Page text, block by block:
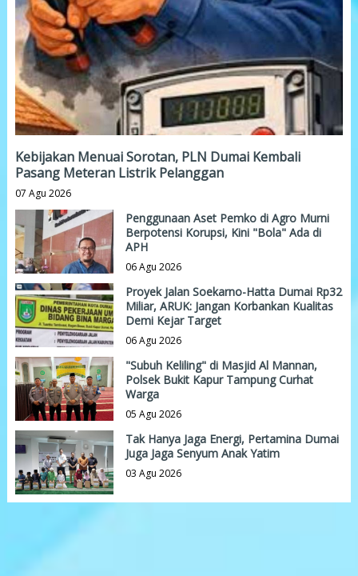
Kebijakan Menuai Sorotan, PLN Dumai Kembali
Pasang Meteran Listrik Pelanggan
07 Agu 2026
Penggunaan Aset Pemko di Agro Murni
Berpotensi Korupsi, Kini "Bola" Ada di
APH
06 Agu 2026
Proyek Jalan Soekarno-Hatta Dumai Rp32
Miliar, ARUK: Jangan Korbankan Kualitas
Demi Kejar Target
06 Agu 2026
"Subuh Keliling" di Masjid Al Mannan,
Polsek Bukit Kapur Tampung Curhat
Warga
05 Agu 2026
Tak Hanya Jaga Energi, Pertamina Dumai
Juga Jaga Senyum Anak Yatim
03 Agu 2026